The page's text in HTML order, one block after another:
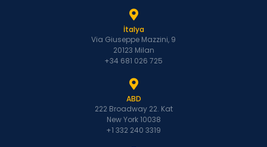
İtalya
Via Giuseppe Mazzini, 9
20123 Milan
+34 681 026 725
ABD
222 Broadway 22. Kat
New York 10038
+1 332 240 3319